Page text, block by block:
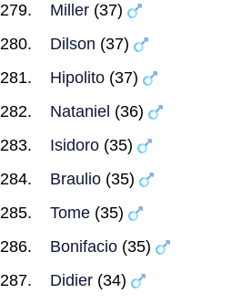
Miller (37)
Dilson (37)
Hipolito (37)
Nataniel (36)
Isidoro (35)
Braulio (35)
Tome (35)
Bonifacio (35)
Didier (34)